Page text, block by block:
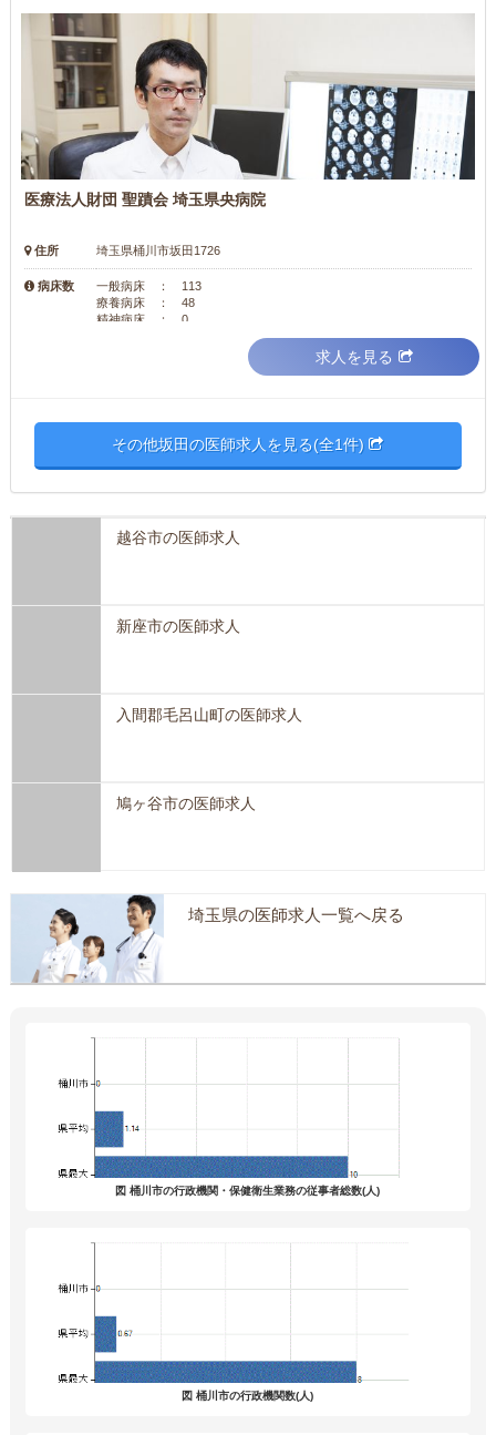
医療法人財団 聖蹟会 埼玉県央病院
住所 埼玉県桶川市坂田1726
病床数
一般病床 ： 113
療養病床 ： 48
精神病床 ： 0
求人を見る
その他坂田の医師求人を見る(全1件)
越谷市の医師求人
新座市の医師求人
入間郡毛呂山町の医師求人
鳩ヶ谷市の医師求人
埼玉県の医師求人一覧へ戻る
図 桶川市の行政機関・保健衛生業務の従事者総数(人)
図 桶川市の行政機関数(人)